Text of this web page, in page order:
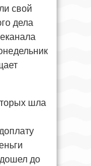
свой
дела
шла
до